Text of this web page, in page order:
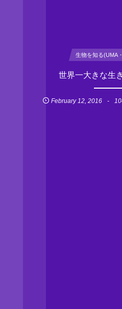
生物を知る(UMA
世界一大きな生
February 12 2016